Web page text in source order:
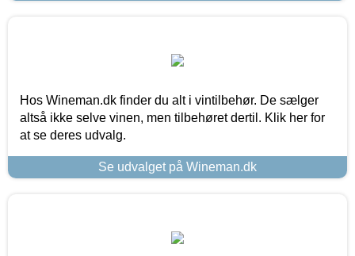
Hos Wineman.dk finder du alt i vintilbehør. De sælger
altså ikke selve vinen, men tilbehøret dertil. Klik her for
at se deres udvalg.
Se udvalget på Wineman.dk